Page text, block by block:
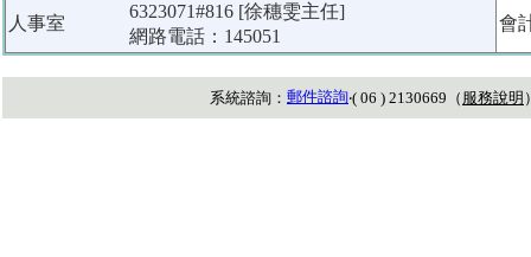
人事室
6323071#816 [徐穗雯主任]
網路電話：145051
會
系統諮詢： 郵件諮詢‧( 06 ) 2130669（ 服務說明